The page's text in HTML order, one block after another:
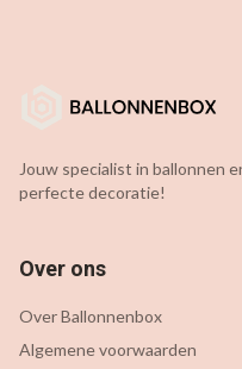
Jouw specialist in ballonnen
perfecte decoratie!
Over ons
Over Ballonnenbox
Algemene voorwaarden